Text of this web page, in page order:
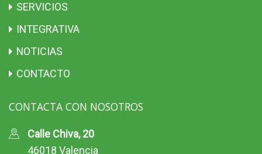
SERVICIOS
INTEGRATIVA
NOTICIAS
CONTACTO
CONTACTA CON NOSOTROS
Calle Chiva, 20
46018 Valencia